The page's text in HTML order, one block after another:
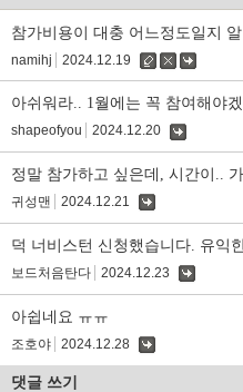
참가비용이 대충 어느정도일지
namihj 2024.12.19
수
삭
제
글
아쉬워라.. 1월에는 꼭 참여해야
shapeofyou 2024.12.20
정말 참가하고 싶은데, 시간이.. 가
귀성맨 2024.12.21
덕 너비스턴 신청했습니다. 유익
보드처음탄다 2024.12.23
아쉽네요 ㅠㅠ
조호야 2024.12.28
댓글 쓰기